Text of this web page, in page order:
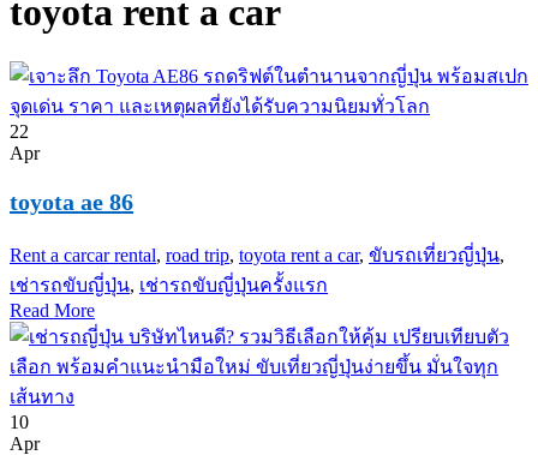
toyota rent a car
22
Apr
toyota ae 86
Rent a carcar rental, road trip, toyota rent a car, ขับรถเที่ยวญี่ปุ่น,
เช่ารถขับญี่ปุ่น, เช่ารถขับญี่ปุ่นครั้งแรก
Read More
10
Apr